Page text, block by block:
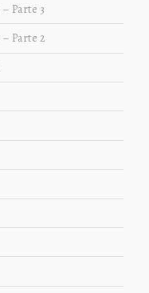
Parte 3
Parte 2